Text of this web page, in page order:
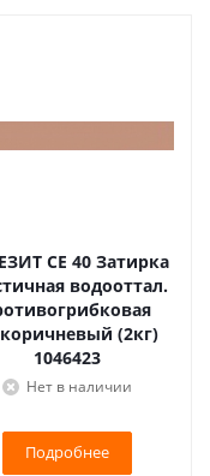
CE 40 Затирка
водооттал.
(2кг)
1046423
Нет в наличии
Подробнее